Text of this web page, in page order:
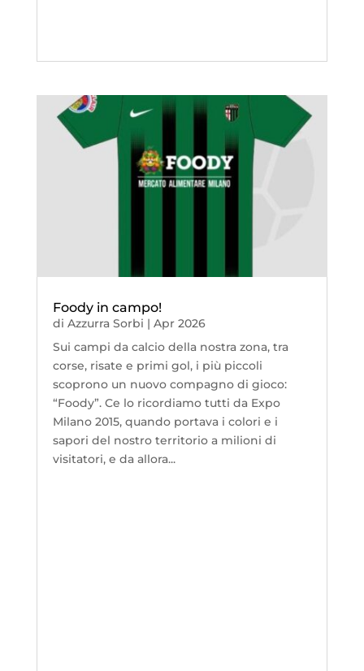
Foody in campo!
di Azzurra Sorbi | Apr 2026
Sui campi da calcio della nostra zona, tra
corse, risate e primi gol, i più piccoli
scoprono un nuovo compagno di gioco:
“Foody”. Ce lo ricordiamo tutti da Expo
Milano 2015, quando portava i colori e i
sapori del nostro territorio a milioni di
visitatori, e da allora...